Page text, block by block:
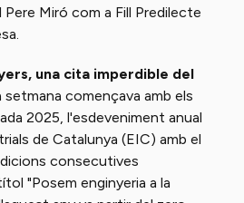
Miró com a Fill Predilecte
una cita imperdible del
setmana començava amb els
2025, l'esdeveniment anual
de Catalunya (EIC) amb el
consecutives
"Posem enginyeria a la